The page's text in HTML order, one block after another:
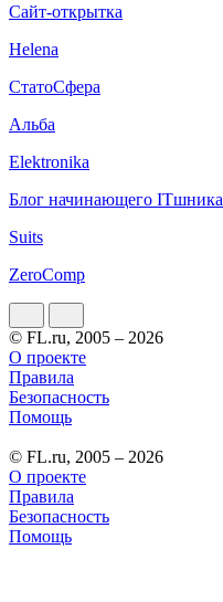
Сайт-открытка
Helena
СтатоСфера
Альба
Elektronika
Блог начинающего ITшника
Suits
ZeroComp
© FL.ru, 2005 – 2026
О проекте
Правила
Безопасность
Помощь
© FL.ru, 2005 – 2026
О проекте
Правила
Безопасность
Помощь